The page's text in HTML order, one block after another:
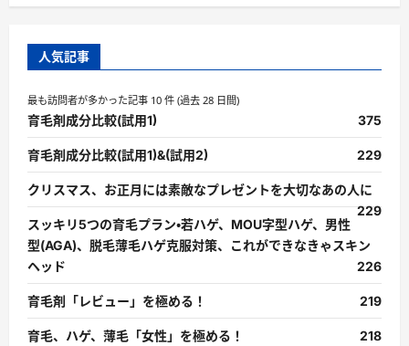
人気記事
最も訪問者が多かった記事 10 件 (過去 28 日間)
育毛剤成分比較(試用1) 375
育毛剤成分比較(試用1)&(試用2) 229
クリスマス、お正月には素敵なプレゼントを大切なあの人に
229
スッキリ5つの育毛プラン・若ハゲ、MOU字型ハゲ、男性
型(AGA)、脱毛薄毛ハゲ克服対策、これができなきゃスキン
ヘッド
226
育毛剤「レビュー」を極める！ 219
育毛、ハゲ、薄毛「女性」を極める！ 218